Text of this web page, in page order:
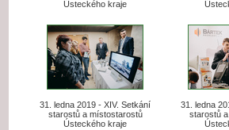
Ústeckého kraje
31. ledna 2019 - XIV. Setkání
starostů a místostarostů
Ústeckého kraje
31. ledna
starostů